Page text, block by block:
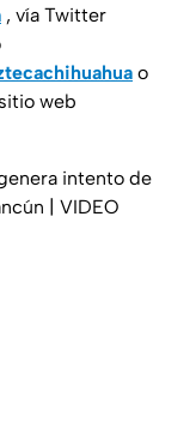
, vía Twitter
o
web
intento de
| VIDEO